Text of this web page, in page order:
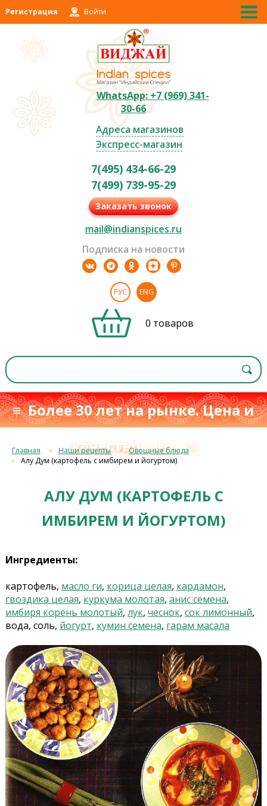
Регистрация Войти
WhatsApp: +7 (969) 341-
30-66
Адреса магазинов
Экспресс-магазин
7(495) 434-66-29
7(499) 739-95-29
Заказать звонок
mail@indianspices.ru
Подписка на новости
РУС ENG
0 товаров
≡ Более 30 лет на рынке. Цена и
качествос 1993 г.≡
Главная Наши рецепты
Овощные блюда
Алу Дум (картофель с имбирем и йогуртом)
АЛУ ДУМ (КАРТОФЕЛЬ С
ИМБИРЕМ И ЙОГУРТОМ)
Ингредиенты:
картофель, масло ги, корица целая, кардамон,
гвоздика целая, куркума молотая, анис семена,
имбиря корень молотый, лук, чеснок, сок лимонный,
вода, соль, йогурт, кумин семена, гарам масала